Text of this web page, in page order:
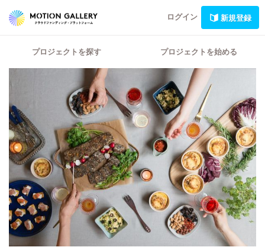
ログイン 新規登録
プロジェクトを探す プロジェクトを始める